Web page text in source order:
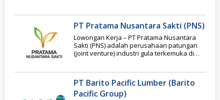
PT Pratama Nusantara Sakti (PNS)
Lowongan Kerja – PT Pratama Nusantara
Sakti (PNS) adalah perusahaan patungan
(joint venture) industri gula terkemuka di
PT Barito Pacific Lumber (Barito
Pacific Group)